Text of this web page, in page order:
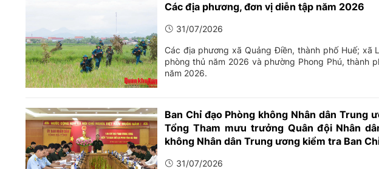
Các địa phương, đơn vị diễn tập năm 2026
31/07/2026
Các địa phương xã Quảng Điền, thành phố Huế;
phòng thủ năm 2026 và phường Phong Phú, thành
năm 2026.
Ban Chỉ đạo Phòng không Nhân dân Trung
Tổng Tham mưu trưởng Quân đội Nhân
không Nhân dân Trung ương kiểm tra Ban
31/07/2026